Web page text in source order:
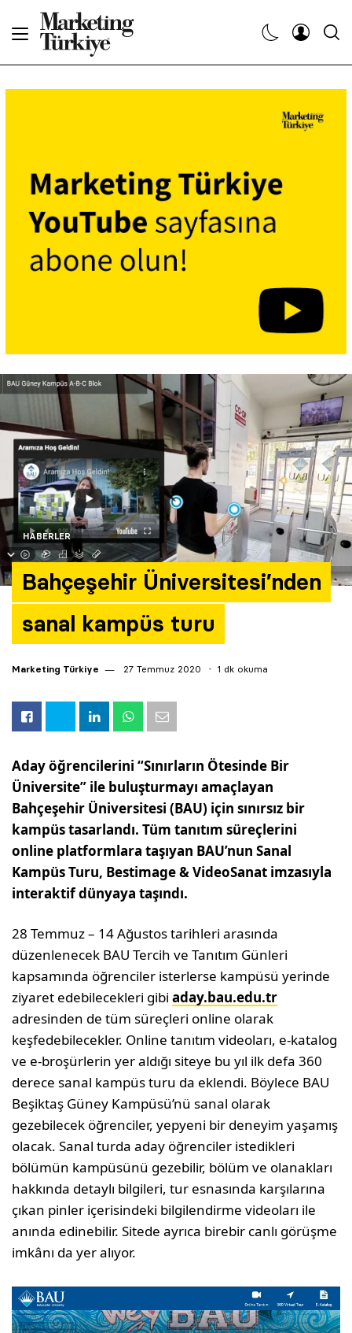
HABERLER
Bahçeşehir Üniversitesi’nden
sanal kampüs turu
Marketing Türkiye 27 Temmuz 2020 1 dk okuma
Aday öğrencilerini “Sınırların Ötesinde Bir
Üniversite” ile buluşturmayı amaçlayan
Bahçeşehir Üniversitesi (BAU) için sınırsız bir
kampüs tasarlandı. Tüm tanıtım süreçlerini
online platformlara taşıyan BAU’nun Sanal
Kampüs Turu, Bestimage & VideoSanat imzasıyla
interaktif dünyaya taşındı.
28 Temmuz – 14 Ağustos tarihleri arasında
düzenlenecek BAU Tercih ve Tanıtım Günleri
kapsamında öğrenciler isterlerse kampüsü yerinde
ziyaret edebilecekleri gibiaday.bau.edu.tr
adresinden de tüm süreçleri online olarak
keşfedebilecekler. Online tanıtım videoları, e-katalog
ve e-broşürlerin yer aldığı siteye bu yıl ilk defa 360
derece sanal kampüs turu da eklendi. Böylece BAU
Beşiktaş Güney Kampüsü’nü sanal olarak
gezebilecek öğrenciler, yepyeni bir deneyim yaşamış
olacak. Sanal turda aday öğrenciler istedikleri
bölümün kampüsünü gezebilir, bölüm ve olanakları
hakkında detaylı bilgileri, tur esnasında karşılarına
çıkan pinler içerisindeki bilgilendirme videoları ile
anında edinebilir. Sitede ayrıca birebir canlı görüşme
imkânı da yer alıyor.
Dergiler
Etkinlikler
Araştırma